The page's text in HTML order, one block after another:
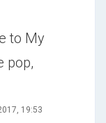
to My
pop,
19:53